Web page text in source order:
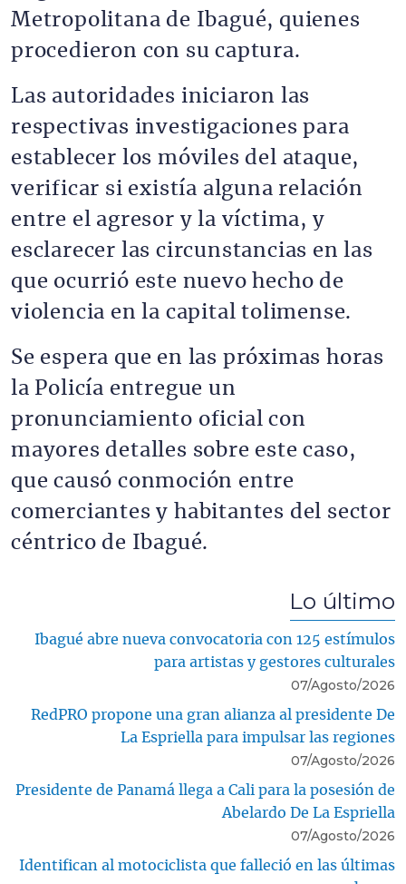
Metropolitana de Ibagué, quienes
procedieron con su captura.
Las autoridades iniciaron las
respectivas investigaciones para
establecer los móviles del ataque,
verificar si existía alguna relación
entre el agresor y la víctima, y
esclarecer las circunstancias en las
que ocurrió este nuevo hecho de
violencia en la capital tolimense.
Se espera que en las próximas horas
la Policía entregue un
pronunciamiento oficial con
mayores detalles sobre este caso,
que causó conmoción entre
comerciantes y habitantes del sector
céntrico de Ibagué.
Lo último
Ibagué abre nueva convocatoria con 125 estímulos
para artistas y gestores culturales
07/Agosto/2026
RedPRO propone una gran alianza al presidente De
La Espriella para impulsar las regiones
07/Agosto/2026
Presidente de Panamá llega a Cali para la posesión de
Abelardo De La Espriella
07/Agosto/2026
Identifican al motociclista que falleció en las últimas